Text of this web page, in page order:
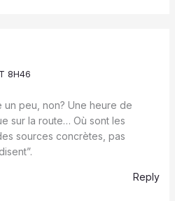
8H46
un peu, non? Une heure de
sur la route… Où sont les
sources concrètes, pas
Reply